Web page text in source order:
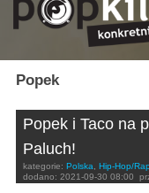
Popek
Popek i Taco na
Paluch!
kategorie: Polska, Hip-Hop/Rap
dodano: 2021-09-30 08:00